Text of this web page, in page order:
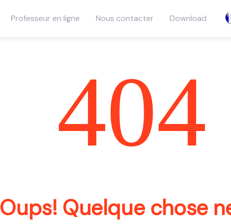
Professeur en ligne Nous contacter Download
404
Oups! Quelque chose